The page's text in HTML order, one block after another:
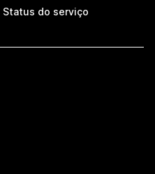
Status do serviço